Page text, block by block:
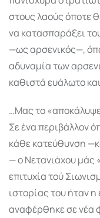
στους λαούς όποτε
να κατασπαράξει
—ως αρσε­νικός—,
αδυναμία των
καθιστά ευάλωτο
…Μας το
Σε ένα περιβάλλον
κάθε κατεύθυνση
— ο Νετανιά­χου μάς
επιτυχία τού
ιστορίας του ήταν
αναφέρθηκε σε νέα